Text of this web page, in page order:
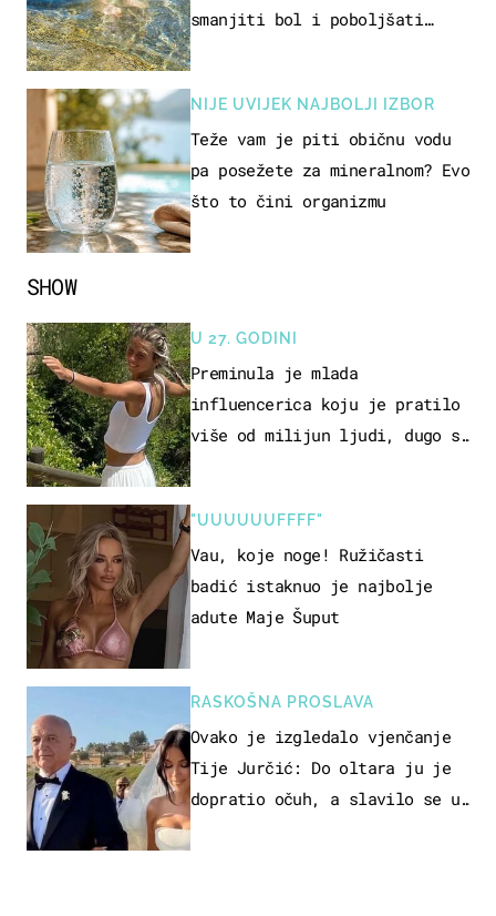
SHOW
U 27. GODINI
Preminula je mlada
influencerica koju je pratilo
više od milijun ljudi, dugo se
"UUUUUUFFFF"
Vau, koje noge! Ružičasti
badić istaknuo je najbolje
adute Maje Šuput
RASKOŠNA PROSLAVA
Ovako je izgledalo vjenčanje
Tije Jurčić: Do oltara ju je
dopratio očuh, a slavilo se uz
smanjiti bol i poboljšati
NIJE UVIJEK NAJBOLJI IZBOR
Teže vam je piti običnu vodu
pa posežete za mineralnom? Evo
što to čini organizmu